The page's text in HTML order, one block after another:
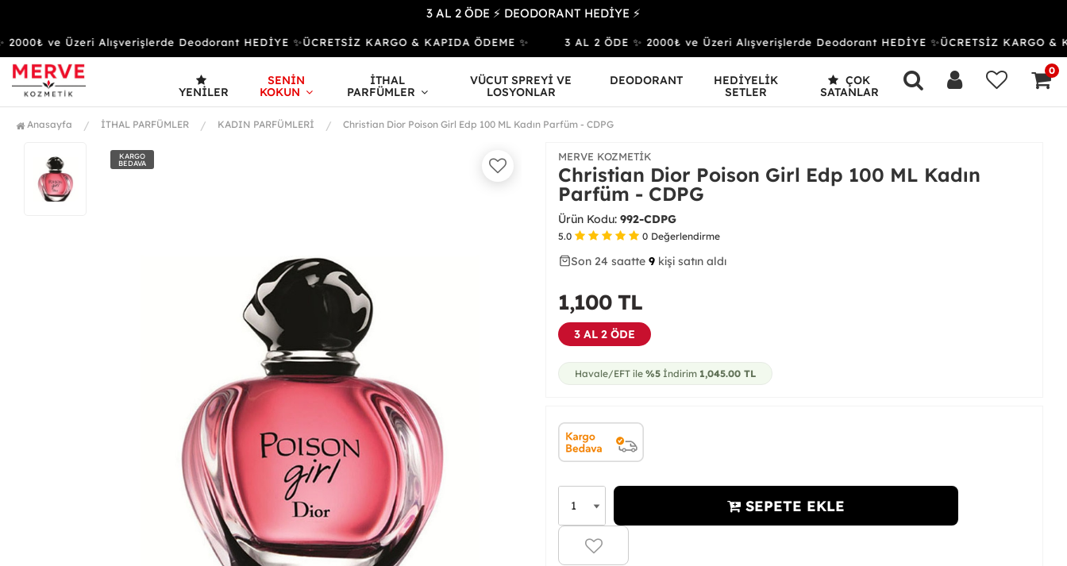
3 AL 2 ÖDE ⚡ DEODORANT HEDİYE ⚡
ve Üzeri Alışverişlerde Deodorant HEDİYE ✨ÜCRETSİZ KARGO & KAPIDA ÖDEME ✨ 3 AL 2 ÖDE ✨ 2000₺ ve Üzeri Alışverişlerde Deodorant HEDİYE ✨ÜCRETSİZ KARGO &
YENILER
SENİN
KOKUN
İTHAL
PARFÜMLER
VÜCUT SPREYİ VE
LOSYONLAR
DEODORANT
HEDİYELİK
SETLER
ÇOK
SATANLAR
0
Anasayfa İTHAL PARFÜMLER KADIN PARFÜMLERİ Christian Dior Poison Girl Edp 100 ML Kadın Parfüm - CDPG
KARGO
BEDAVA
MERVE KOZMETIK
Christian Dior Poison Girl Edp 100 ML Kadın
Parfüm - CDPG
Ürün Kodu: 992-CDPG
5.0 0 Değerlendirme
31 40
Son 24 saatte 9 kişi satın aldı
1,100 TL
3 AL 2 ÖDE
Havale/EFT ile %5 İndirim 1,045.00 TL
SEPETE EKLE